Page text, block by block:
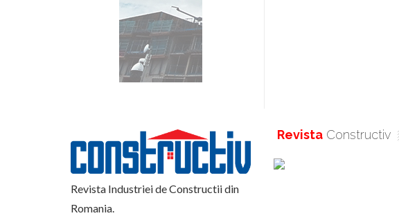
Revista Industriei de Constructii din
Romania.
Revista Constructiv